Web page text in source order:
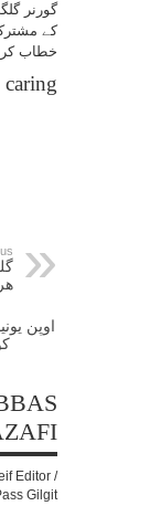
گورنر
کے
خطاب
اوپن
Editor /
Gilgit